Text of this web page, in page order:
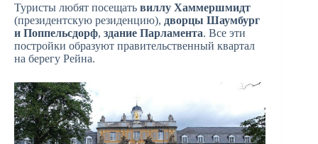
Туристы любят посещать виллу Хаммершмидт
(президентскую резиденцию), дворцы Шаумбург
и Поппельсдорф, здание Парламента. Все эти
постройки образуют правительственный квартал
на берегу Рейна.